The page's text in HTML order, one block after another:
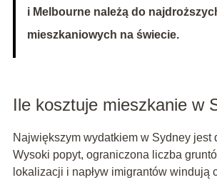
i Melbourne należą do
mieszkaniowych na świecie.
Ile kosztuje mieszkanie w
Największym wydatkiem w Sydney jest
Wysoki popyt, ograniczona liczba
lokalizacji i napływ imigrantów windują